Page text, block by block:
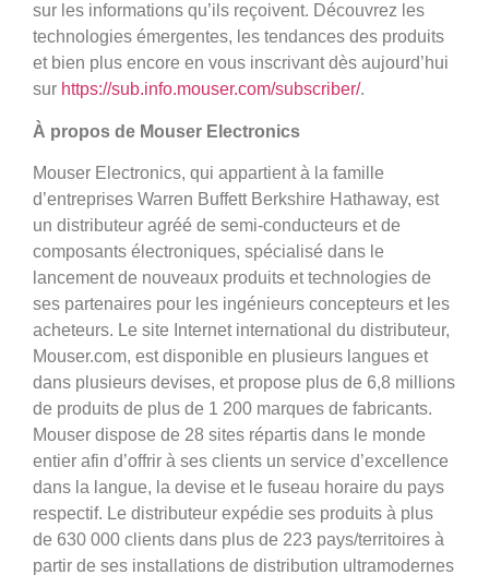
sur les informations qu’ils reçoivent. Découvrez les
technologies émergentes, les tendances des produits
et bien plus encore en vous inscrivant dès aujourd’hui
sur https://sub.info.mouser.com/subscriber/.
À propos de Mouser Electronics
Mouser Electronics, qui appartient à la famille
d’entreprises Warren Buffett Berkshire Hathaway, est
un distributeur agréé de semi-conducteurs et de
composants électroniques, spécialisé dans le
lancement de nouveaux produits et technologies de
ses partenaires pour les ingénieurs concepteurs et les
acheteurs. Le site Internet international du distributeur,
Mouser.com, est disponible en plusieurs langues et
dans plusieurs devises, et propose plus de 6,8 millions
de produits de plus de 1 200 marques de fabricants.
Mouser dispose de 28 sites répartis dans le monde
entier afin d’offrir à ses clients un service d’excellence
dans la langue, la devise et le fuseau horaire du pays
respectif. Le distributeur expédie ses produits à plus
de 630 000 clients dans plus de 223 pays/territoires à
partir de ses installations de distribution ultramodernes